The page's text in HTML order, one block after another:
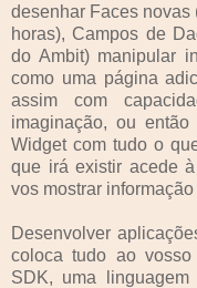
desenhar Faces novas
horas), Campos de
do Ambit) manipular
como uma página
assim com
imaginação, ou
Widget com tudo o
que irá existir acede
vos mostrar
Desenvolver
coloca tudo ao
SDK, uma